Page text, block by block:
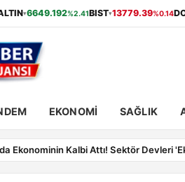
▾6649.192%2.41BIST▾13779.39%0.14
EKONOMI SAĞLIK
Ekonominin Kalbi Attı! Sektör Devleri